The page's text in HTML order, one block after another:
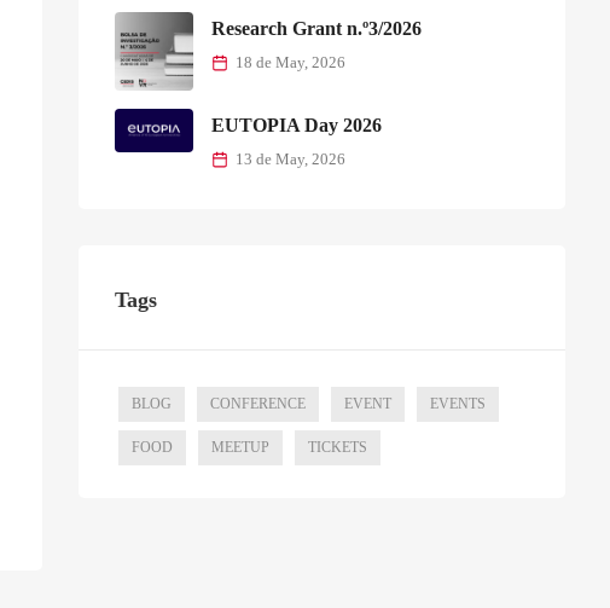
Research Grant n.º3/2026
18 de May, 2026
EUTOPIA Day 2026
13 de May, 2026
Tags
BLOG CONFERENCE EVENT EVENTS
FOOD MEETUP TICKETS